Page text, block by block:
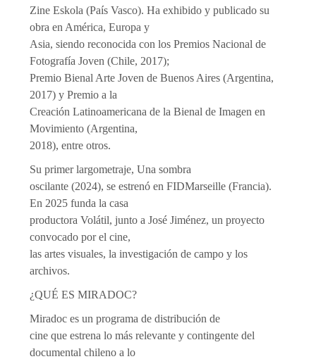
Zine Eskola (País Vasco). Ha exhibido y publicado su
obra en América, Europa y
Asia, siendo reconocida con los Premios Nacional de
Fotografía Joven (Chile, 2017);
Premio Bienal Arte Joven de Buenos Aires (Argentina,
2017) y Premio a la
Creación Latinoamericana de la Bienal de Imagen en
Movimiento (Argentina,
2018), entre otros.
Su primer largometraje, Una sombra
oscilante (2024), se estrenó en FIDMarseille (Francia).
En 2025 funda la casa
productora Volátil, junto a José Jiménez, un proyecto
convocado por el cine,
las artes visuales, la investigación de campo y los
archivos.
¿QUÉ ES MIRADOC?
Miradoc es un programa de distribución de
cine que estrena lo más relevante y contingente del
documental chileno a lo